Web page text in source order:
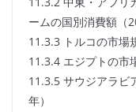
ームの国別消費額（
11.3.3 トルコの市場
11.3.4 エジプトの市
11.3.5 サウジアラビ
年）